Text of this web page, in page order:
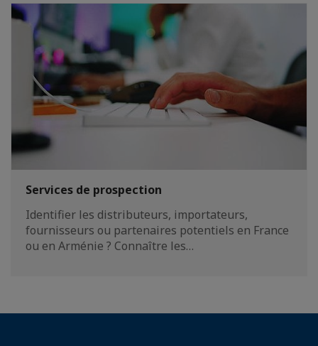
Services de prospection
Identifier les distributeurs, importateurs,
fournisseurs ou partenaires potentiels en France
ou en Arménie ? Connaître les…